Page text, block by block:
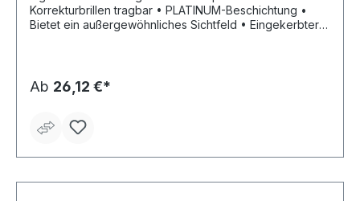
Korrekturbrillen tragbar • PLATINUM-Beschichtung •
Bietet ein außergewöhnliches Sichtfeld • Eingekerbter
Schleifarbeiten Zulassung/Norm: EN 16321-1 Material:
Ab 26,12 €*